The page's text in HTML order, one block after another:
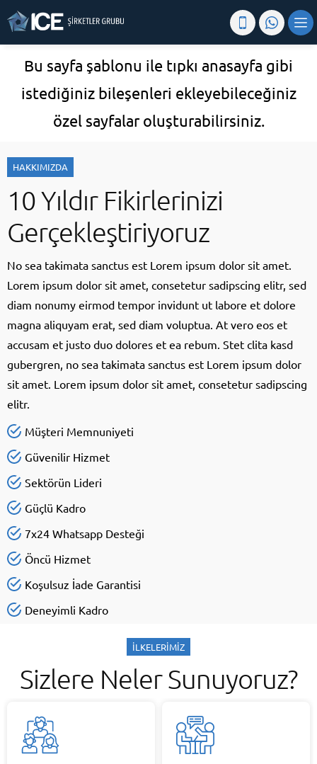
Bu sayfa şablonu ile tıpkı anasayfa gibi
istediğiniz bileşenleri ekleyebileceğiniz
özel sayfalar oluşturabilirsiniz.
HAKKIMIZDA
10 Yıldır Fikirlerinizi
Gerçekleştiriyoruz
No sea takimata sanctus est Lorem ipsum dolor sit amet.
Lorem ipsum dolor sit amet, consetetur sadipscing elitr, sed
diam nonumy eirmod tempor invidunt ut labore et dolore
magna aliquyam erat, sed diam voluptua. At vero eos et
accusam et justo duo dolores et ea rebum. Stet clita kasd
gubergren, no sea takimata sanctus est Lorem ipsum dolor
sit amet. Lorem ipsum dolor sit amet, consetetur sadipscing
elitr.
Müşteri Memnuniyeti
Güvenilir Hizmet
Sektörün Lideri
Güçlü Kadro
7x24 Whatsapp Desteği
Öncü Hizmet
Koşulsuz İade Garantisi
Deneyimli Kadro
İLKELERİMİZ
Sizlere Neler Sunuyoruz?